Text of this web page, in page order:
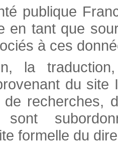
publique
en tant que
à ces
la
du
recherches,
sont
formelle du